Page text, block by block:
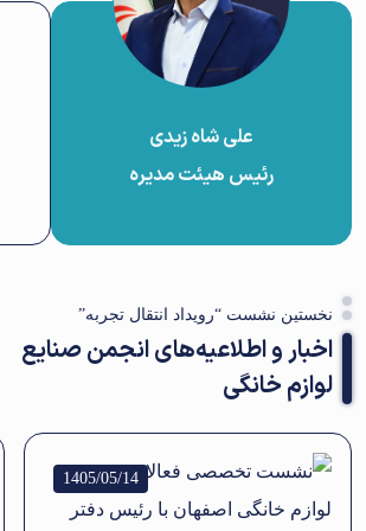
علی شاه زیدی
رئیس هیئت مدیره
نخستین نشست “رویداد انتقال تجربه”
اخبار و اطلاعیه‌های انجمن صنایع
لوازم خانگی
1405/05/14